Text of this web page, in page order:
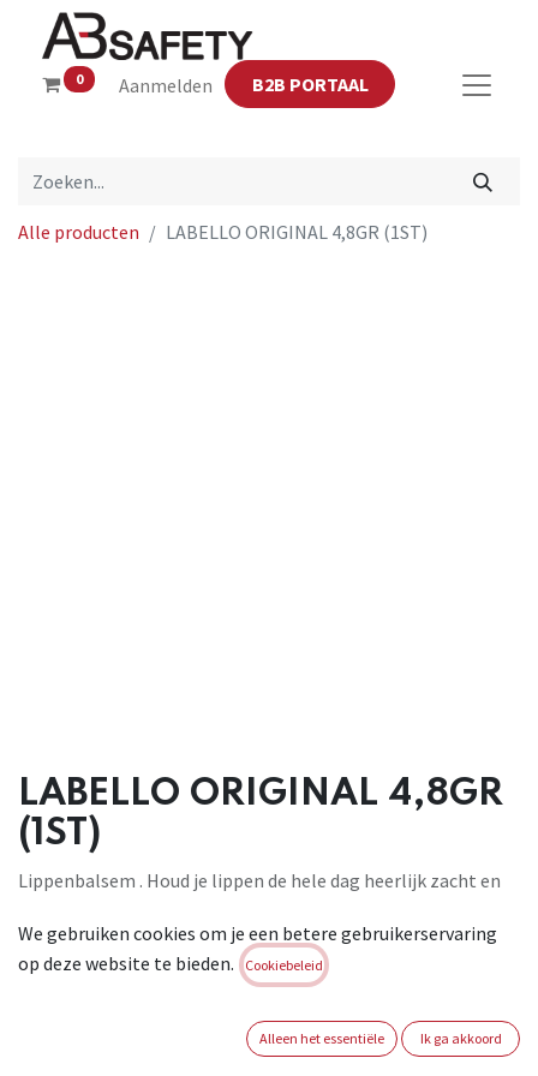
0 Aanmelden B2B PORTAAL
Alle producten LABELLO ORIGINAL 4,8GR (1ST)
LABELLO ORIGINAL 4,8GR
(1ST)
Lippenbalsem . Houd je lippen de hele dag heerlijk zacht en
natuurlijke oliën en Sheaboter heeft een prettige zachte
textuur, trekt snel in je lippen en houdt ze 24u lang
We gebruiken cookies om je een betere gebruikerservaring
op deze website te bieden.
Cookiebeleid
Alleen het essentiële Ik ga akkoord